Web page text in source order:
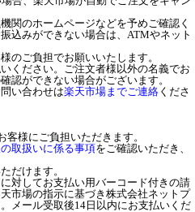
関のホームページなどを予めご確認く
込みができない場合は、ATMやネット
のご負担でお願いいたします。
ください。ご注文者様以外の名義でお
認ができない場合がございます。
い合わせは楽天市場までご連絡 くださ
客様にご負担いただきます。
取扱いに係る事項をご確認いただき、
だけます。
対してお支払い用バーコード付きの請
市場の指示に基づき株式会社ネットプ
メール受取後14日以内にお支払いくだ